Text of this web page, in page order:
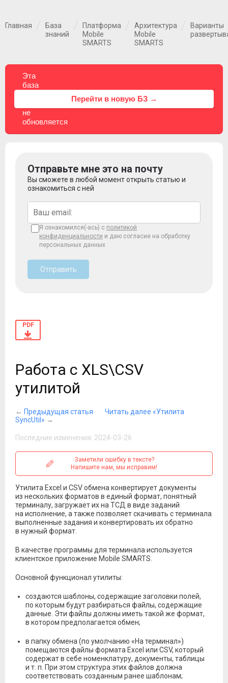
Главная
База
знаний
Платформа
Mobile
SMARTS
Архитектура
Mobile
SMARTS
Варианты
Эта
база
не
обновляется
Перейти в новую БЗ →
Отправьте мне это на почту
Вы сможете в любой момент открыть статью и
ознакомиться с ней
Я ознакомился(-ась) с политикой
конфиденциальности и даю согласие на обработку
персональных данных
Отправить
PDF
Работа с XLS\CSV
утилитой
← Предыдущая статья
Читать далее «Утилита
SyncUtil» →
Последние изменения: 2024-03-26
Заметили ошибку в тексте?
Напишите нам, мы исправим!
Утилита Excel и CSV обмена конвертирует документы
из нескольких форматов в единый формат, понятный
терминалу, загружает их на ТСД в виде заданий
на исполнение, а также позволяет скачивать с терминала
выполненные задания и конвертировать их обратно
в нужный формат.
В качестве программы для терминала используется
клиентское приложение Mobile SMARTS.
Основной функционал утилиты:
создаются шаблоны, содержащие заголовки полей,
по которым будут разбираться файлы, содержащие
данные. Эти файлы должны иметь такой же формат,
в котором предполагается обмен;
в папку обмена (по умолчанию «На терминал»)
помещаются файлы формата Excel или CSV, который
содержат в себе номенклатуру, документы, таблицы
и т. п. При этом структура этих файлов должна
соответствовать созданным ранее шаблонам;